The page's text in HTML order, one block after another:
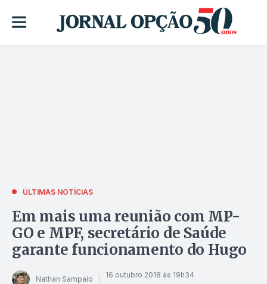
ÚLTIMAS NOTÍCIAS
Em mais uma reunião com MP-
GO e MPF, secretário de Saúde
garante funcionamento do Hugo
Nathan Sampaio 16 outubro 2018 às 19h34